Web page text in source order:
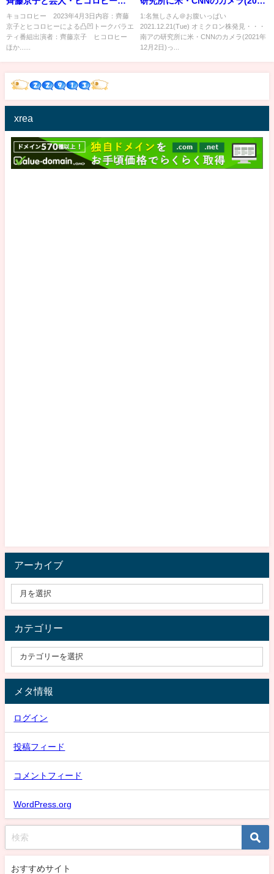
よるトークバラエティ 4月3日
キョコロヒー 2023年4月3日内容：齊藤
京子とヒコロヒーによる凸凹トークバラエ
ティ番組出演者：齊藤京子 ヒコロヒー
ほか......
年12月2日)
1:名無しさん＠お腹いっぱい
2021.12.21(Tue) オミクロン株発見・・・
南アの研究所に米・CNNのカメラ(2021年
12月2日)っ...
xrea
アーカイブ
カテゴリー
メタ情報
ログイン
投稿フィード
コメントフィード
WordPress.org
おすすめサイト